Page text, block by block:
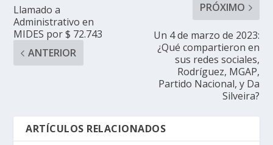
Llamado a
Administrativo en
MIDES por $ 72.743
ANTERIOR
PRÓXIMO
Un 4 de marzo de 2023:
¿Qué compartieron en
sus redes sociales,
Rodríguez, MGAP,
Partido Nacional, y Da
Silveira?
ARTÍCULOS RELACIONADOS